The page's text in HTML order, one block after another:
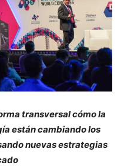
transversal cómo la
están cambiando los
nuevas estrategias